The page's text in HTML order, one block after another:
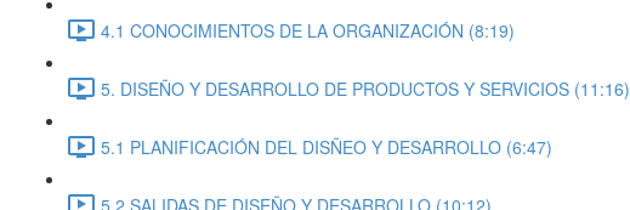
4.1 CONOCIMIENTOS DE LA ORGANIZACIÓN (8:19)
5. DISEÑO Y DESARROLLO DE PRODUCTOS Y SERVICIOS (11:16)
5.1 PLANIFICACIÓN DEL DISÑEO Y DESARROLLO (6:47)
5.2 SALIDAS DE DISEÑO Y DESARROLLO (10:12)